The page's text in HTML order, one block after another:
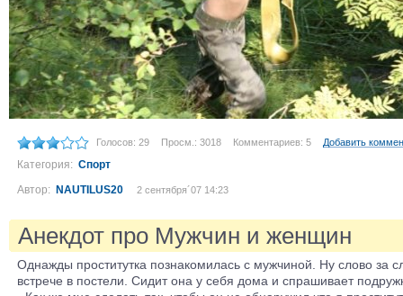
Голосов: 29 Просм.: 3018 Комментариев: 5 Добавить
Категория: Спорт
Автор: NAUTILUS20 2 сентября´07 14:23
Анекдот про Мужчин и женщин
Однажды проститутка познакомилась с мужчиной. Ну слово за
встрече в постели. Сидит она у себя дома и спрашивает